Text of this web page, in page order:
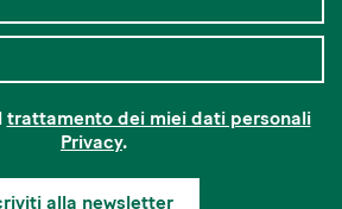
trattamento dei miei dati personali
Privacy.
alla newsletter